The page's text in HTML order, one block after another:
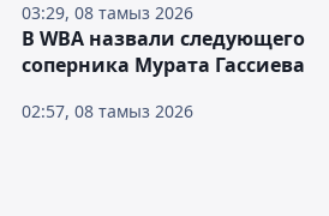
03:29, 08 тамыз 2026
02:57, 08 тамыз 2026
В WBA назвали следующего
соперника Мурата Гассиева